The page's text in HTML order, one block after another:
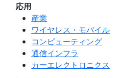
応用
産業
ワイヤレス・モバイル
コンピューティング
通信インフラ
カーエレクトロニクス